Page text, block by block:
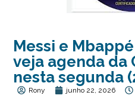
Messi e
veja agenda da
nesta segunda
Rony junho 22, 2026